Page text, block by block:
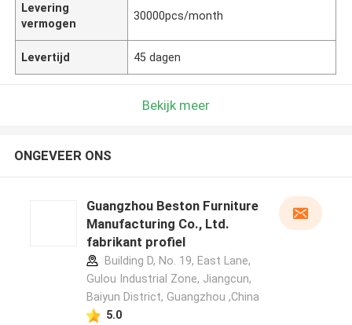
Levering
vermogen
30000pcs/month
Levertijd 45 dagen
Bekijk meer
ONGEVEER ONS
Guangzhou Beston Furniture
Manufacturing Co., Ltd.
fabrikant profiel
Building D, No. 19, East Lane,
Gulou Industrial Zone, Jiangcun,
Baiyun District, Guangzhou ,China
5.0